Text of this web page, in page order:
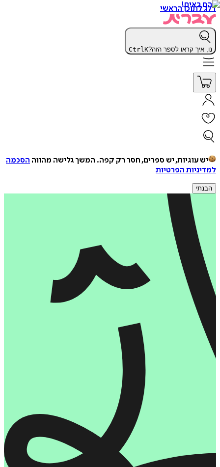
דלג לתוכן הראשי
נו, איך קראו לספר הזה? CtrlK
יש עוגיות, יש ספרים, חסר רק קפה. המשך גלישה מהווה הסכמה
למדיניות הפרטיות
הבנתי